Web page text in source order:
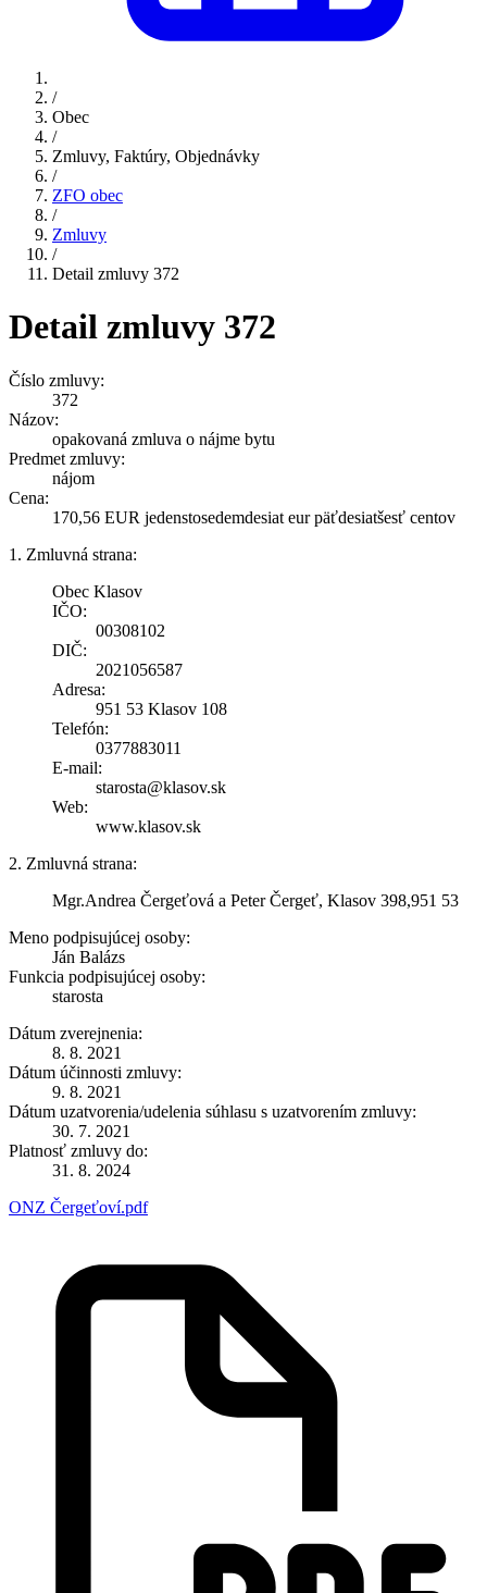
/
Obec
/
Zmluvy, Faktúry, Objednávky
/
ZFO obec
/
Zmluvy
/
Detail zmluvy 372
Detail zmluvy 372
Číslo zmluvy:
372
Názov:
opakovaná zmluva o nájme bytu
Predmet zmluvy:
nájom
Cena:
170,56 EUR jedenstosedemdesiat eur päťdesiatšesť centov
1. Zmluvná strana:
Obec Klasov
IČO:
00308102
DIČ:
2021056587
Adresa:
951 53 Klasov 108
Telefón:
0377883011
E-mail:
starosta@klasov.sk
Web:
www.klasov.sk
2. Zmluvná strana:
Mgr.Andrea Čergeťová a Peter Čergeť, Klasov 398,951 53
Meno podpisujúcej osoby:
Ján Balázs
Funkcia podpisujúcej osoby:
starosta
Dátum zverejnenia:
8. 8. 2021
Dátum účinnosti zmluvy:
9. 8. 2021
Dátum uzatvorenia/udelenia súhlasu s uzatvorením zmluvy:
30. 7. 2021
Platnosť zmluvy do:
31. 8. 2024
ONZ Čergeťoví.pdf